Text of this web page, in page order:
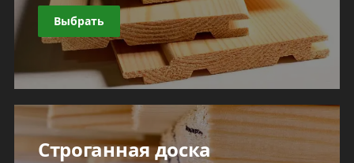
Выбрать
Строганная доска